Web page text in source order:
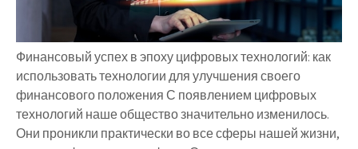
Финансовый успех в эпоху цифровых технологий: как
использовать технологии для улучшения своего
финансового положения С появлением цифровых
технологий наше общество значительно изменилось.
Они проникли практически во все сферы нашей жизни,